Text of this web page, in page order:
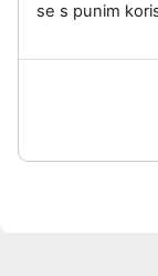
se s punim